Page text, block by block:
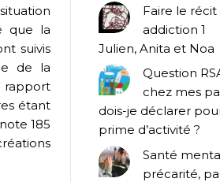
que la
suivis
de la
étant
185
Faire le récit
addiction 1
Julien, Anita et Noa
Question
chez mes
dois-je déclarer
prime d’activité ?
Santé
précarité,